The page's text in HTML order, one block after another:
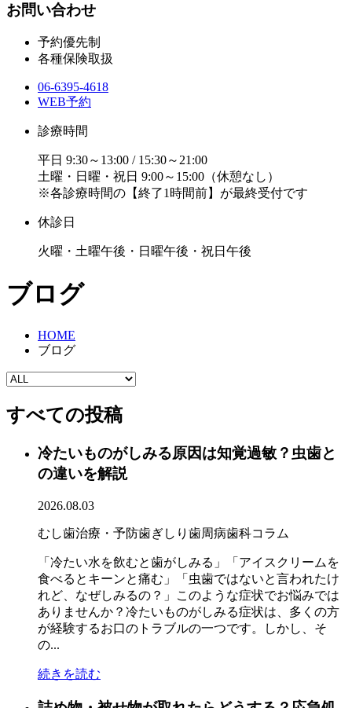
お問い合わせ
予約優先制
各種保険取扱
06-6395-4618
WEB予約
診療時間
平日 9:30～13:00 / 15:30～21:00
土曜・日曜・祝日 9:00～15:00（休憩なし）
※各診療時間の【終了1時間前】が最終受付です
休診日
火曜・土曜午後・日曜午後・祝日午後
ブログ
HOME
ブログ
すべての投稿
冷たいものがしみる原因は知覚過敏？虫歯と
の違いを解説
2026.08.03
むし歯治療・予防歯ぎしり 歯周病歯科コラム
「冷たい水を飲むと歯がしみる」「アイスクリームを
食べるとキーンと痛む」「虫歯ではないと言われたけ
れど、なぜしみるの？」このような症状でお悩みでは
ありませんか？冷たいものがしみる症状は、多くの方
が経験するお口のトラブルの一つです。しかし、そ
の...
続きを読む